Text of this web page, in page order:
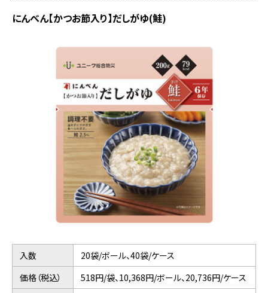
にんべん【かつお節入り】だしがゆ(鮭)
入数
20袋/ボール、40袋/ケース
価格（税込）
518円/袋、10,368円/ボール、20,736円/ケース